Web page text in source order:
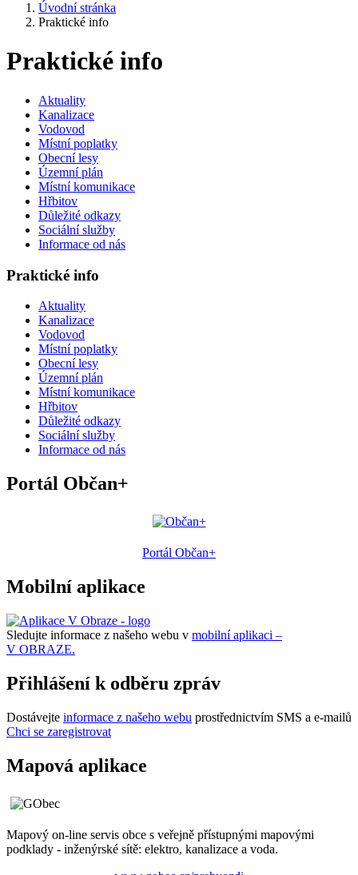
Úvodní stránka
Praktické info
Praktické info
Aktuality
Kanalizace
Vodovod
Místní poplatky
Obecní lesy
Územní plán
Místní komunikace
Hřbitov
Důležité odkazy
Sociální služby
Informace od nás
Praktické info
Aktuality
Kanalizace
Vodovod
Místní poplatky
Obecní lesy
Územní plán
Místní komunikace
Hřbitov
Důležité odkazy
Sociální služby
Informace od nás
Portál Občan+
Portál Občan+
Mobilní aplikace
Sledujte informace z našeho webu v mobilní aplikaci –
V OBRAZE.
Přihlášení k odběru zpráv
Dostávejte informace z našeho webu prostřednictvím SMS a e-mailů
Chci se zaregistrovat
Mapová aplikace
Mapový on-line servis obce s veřejně přístupnými mapovými
podklady - inženýrské sítě: elektro, kanalizace a voda.